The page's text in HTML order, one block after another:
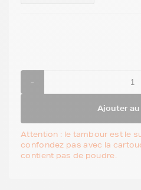
-
Ajouter
Attention : le tambour est le
confondez pas avec la
contient pas de poudre.